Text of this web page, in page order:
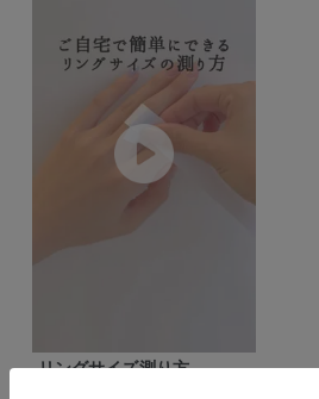
リングサイズ測り方